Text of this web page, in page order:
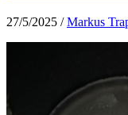
27/5/2025 /Markus